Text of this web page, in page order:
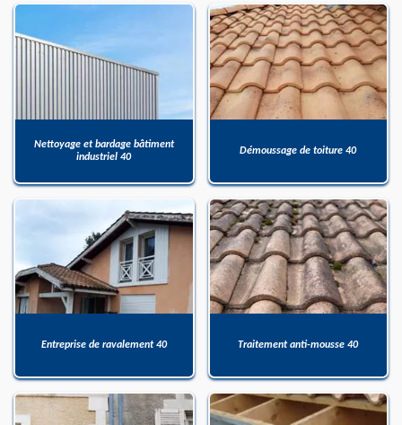
Nettoyage et bardage bâtiment
industriel 40
Démoussage de toiture 40
Entreprise de ravalement 40 Traitement anti-mousse 40